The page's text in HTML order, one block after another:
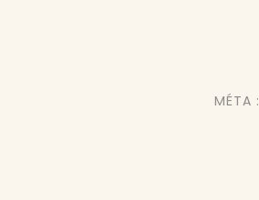
MÉTA :